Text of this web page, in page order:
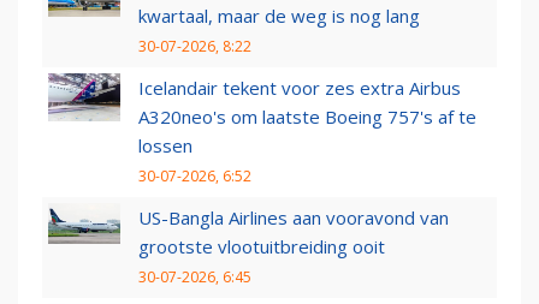
kwartaal, maar de weg is nog lang
30-07-2026, 8:22
Icelandair tekent voor zes extra Airbus
A320neo's om laatste Boeing 757's af te
lossen
30-07-2026, 6:52
US-Bangla Airlines aan vooravond van
grootste vlootuitbreiding ooit
30-07-2026, 6:45